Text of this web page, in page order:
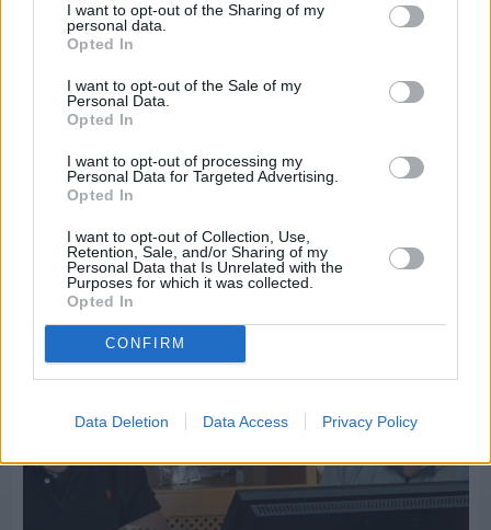
I want to opt-out of the Sharing of my
personal data.
Opted In
I want to opt-out of the Sale of my
Personal Data.
Opted In
I want to opt-out of processing my
Personal Data for Targeted Advertising.
Opted In
I want to opt-out of Collection, Use,
Retention, Sale, and/or Sharing of my
Personal Data that Is Unrelated with the
Purposes for which it was collected.
Opted In
CONFIRM
Data Deletion Data Access Privacy Policy
Πριν 9 ημέρες
Βαρβασίου